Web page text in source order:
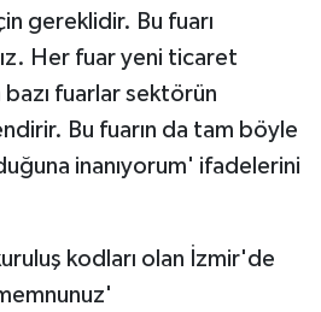
gereklidir. Bu fuarı
Her fuar yeni ticaret
bazı fuarlar sektörün
Bu fuarın da tam böyle
inanıyorum' ifadelerini
kodları olan İzmir'de